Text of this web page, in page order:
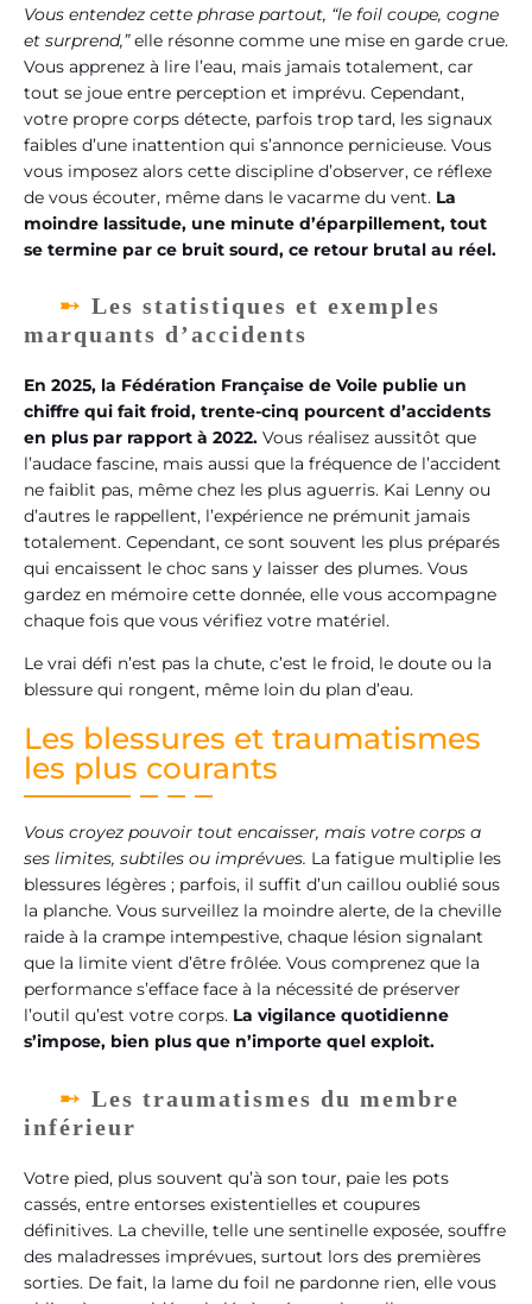
Vous entendez cette phrase partout, “le foil coupe, cogne
et surprend,”elle résonne comme une mise en garde crue.
Vous apprenez à lire l’eau, mais jamais totalement, car
tout se joue entre perception et imprévu. Cependant,
votre propre corps détecte, parfois trop tard, les signaux
faibles d’une inattention qui s’annonce pernicieuse. Vous
vous imposez alors cette discipline d’observer, ce réflexe
de vous écouter, même dans le vacarme du vent. La
moindre lassitude, une minute d’éparpillement, tout
se termine par ce bruit sourd, ce retour brutal au réel.
Les statistiques et exemples
marquants d’accidents
En 2025, la Fédération Française de Voile publie un
chiffre qui fait froid, trente-cinq pourcent d’accidents
en plus par rapport à 2022. Vous réalisez aussitôt que
l’audace fascine, mais aussi que la fréquence de l’accident
ne faiblit pas, même chez les plus aguerris. Kai Lenny ou
d’autres le rappellent, l’expérience ne prémunit jamais
totalement. Cependant, ce sont souvent les plus préparés
qui encaissent le choc sans y laisser des plumes. Vous
gardez en mémoire cette donnée, elle vous accompagne
chaque fois que vous vérifiez votre matériel.
Le vrai défi n’est pas la chute, c’est le froid, le doute ou la
blessure qui rongent, même loin du plan d’eau.
Les blessures et traumatismes
les plus courants
Vous croyez pouvoir tout encaisser, mais votre corps a
ses limites, subtiles ou imprévues. La fatigue multiplie les
blessures légères ; parfois, il suffit d’un caillou oublié sous
la planche. Vous surveillez la moindre alerte, de la cheville
raide à la crampe intempestive, chaque lésion signalant
que la limite vient d’être frôlée. Vous comprenez que la
performance s’efface face à la nécessité de préserver
l’outil qu’est votre corps. La vigilance quotidienne
s’impose, bien plus que n’importe quel exploit.
Les traumatismes du membre
inférieur
Votre pied, plus souvent qu’à son tour, paie les pots
cassés, entre entorses existentielles et coupures
définitives. La cheville, telle une sentinelle exposée, souffre
des maladresses imprévues, surtout lors des premières
sorties. De fait, la lame du foil ne pardonne rien, elle vous